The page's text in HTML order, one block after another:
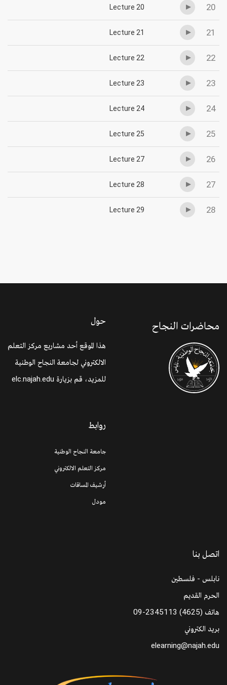
20
Lecture 20
21
Lecture 21
22
Lecture 22
23
Lecture 23
24
Lecture 24
25
Lecture 25
26
Lecture 27
27
Lecture 28
28
Lecture 29
محاضرات النجاح حول
هذا الموقع أحد مشاريع مركز التعلم
الالكتروني لجامعة النجاح الوطنية
للمزيد، قم بزيارة elc.najah.edu
روابط
جامعة النجاح الوطنية
مركز التعلم الالكتروني
أرشيف المساقات
مودل
اتصل بنا
نابلس - فلسطين
الحرم القديم
هاتف 09-2345113 (4625)
بريد الكتروني
elearning@najah.edu